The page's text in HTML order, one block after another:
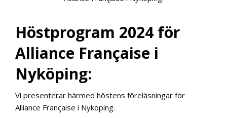
Höstprogram 2024 för
Alliance Française i
Nyköping:
Vi presenterar härmed höstens föreläsningar för
Alliance Française i Nyköping.